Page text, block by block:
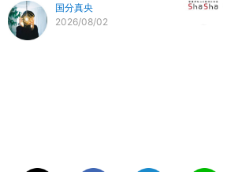
国分真央
2026/08/02